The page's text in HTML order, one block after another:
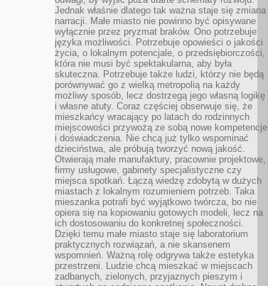
Jednak właśnie dlatego tak ważna staje się zmiana
narracji. Małe miasto nie powinno być opisywane
wyłącznie przez pryzmat braków. Ono potrzebuje
języka możliwości. Potrzebuje opowieści o jakości
życia, o lokalnym potencjale, o przedsiębiorczości,
która nie musi być spektakularna, aby była
skuteczna. Potrzebuje także ludzi, którzy nie będą
porównywać go z wielką metropolią na każdy
możliwy sposób, lecz dostrzegą jego własną logikę
i własne atuty. Coraz częściej obserwuje się, że
mieszkańcy wracający po latach do rodzinnych
miejscowości przywożą ze sobą nowe kompetencje
i doświadczenia. Nie chcą już tylko wspominać
dzieciństwa, ale próbują tworzyć nową jakość.
Otwierają małe manufaktury, pracownie projektowe,
firmy usługowe, gabinety specjalistyczne czy
miejsca spotkań. Łączą wiedzę zdobytą w dużych
miastach z lokalnym rozumieniem potrzeb. Taka
mieszanka potrafi być wyjątkowo twórcza, bo nie
opiera się na kopiowaniu gotowych modeli, lecz na
ich dostosowaniu do konkretnej społeczności.
Dzięki temu małe miasto staje się laboratorium
praktycznych rozwiązań, a nie skansenem
wspomnień. Ważną rolę odgrywa także estetyka
przestrzeni. Ludzie chcą mieszkać w miejscach
zadbanych, zielonych, przyjaznych pieszym i